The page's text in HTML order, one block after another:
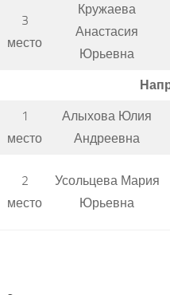
3
место
Кружаева
Анастасия
Юрьевна
1
место
Алыхова Юлия
Андреевна
2
место
Усольцева Мария
Юрьевна